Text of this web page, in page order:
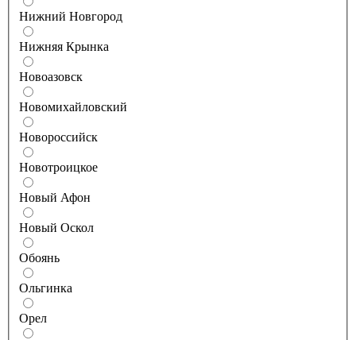
Нижний Новгород
Нижняя Крынка
Новоазовск
Новомихайловский
Новороссийск
Новотроицкое
Новый Афон
Новый Оскол
Обоянь
Ольгинка
Орел